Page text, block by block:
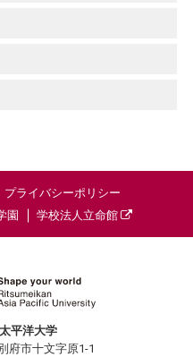
プライバシーポリシー
園 学校法人立命館
平洋大学
府市十文字原1-1